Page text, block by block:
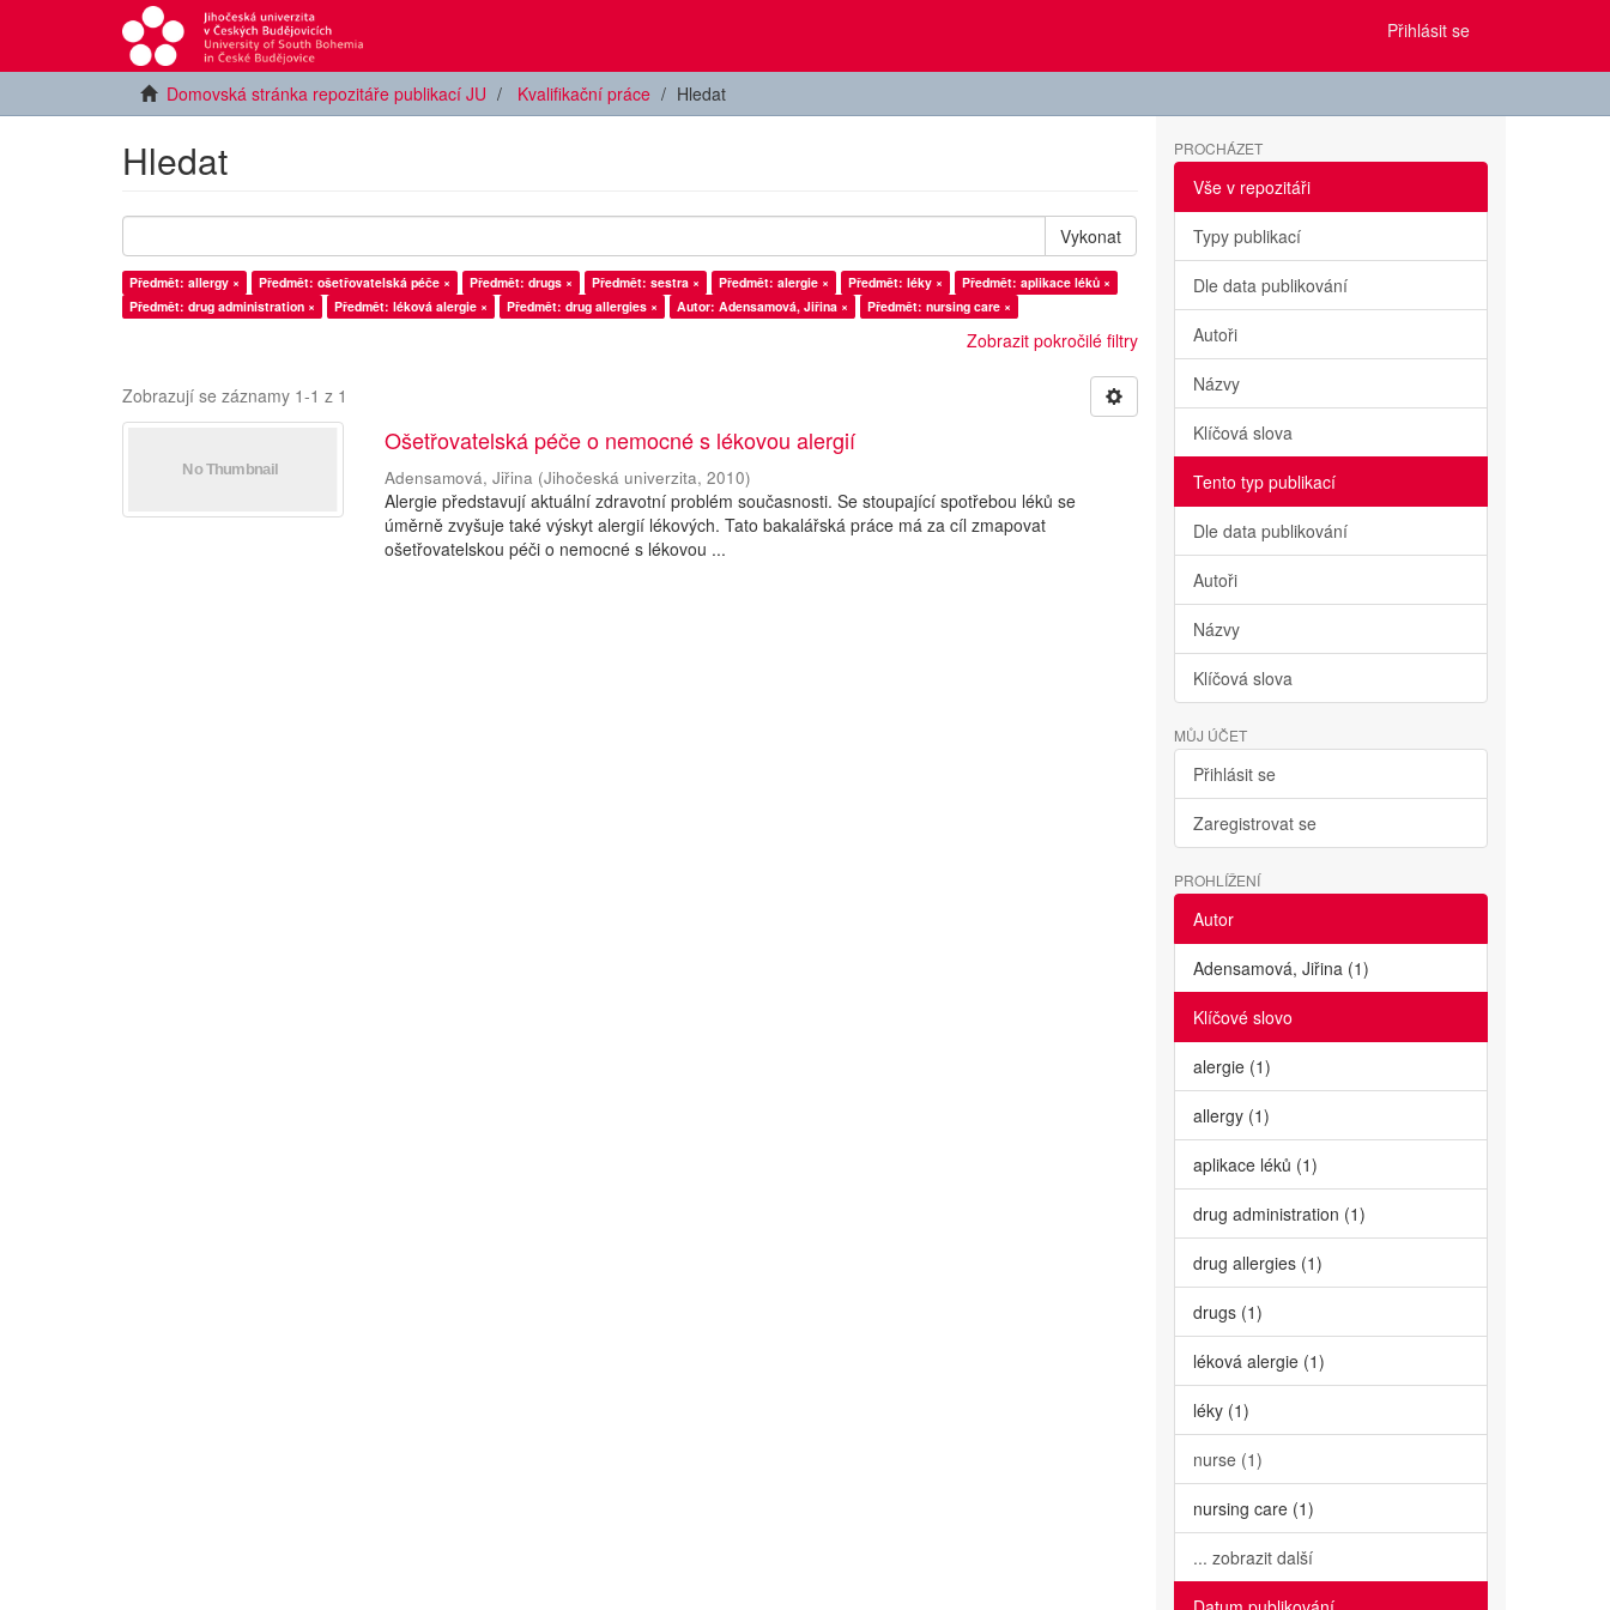
Přihlásit se
Domovská stránka repozitáře publikací JU Kvalifikační práce Hledat
Hledat
Vykonat
Předmět: allergy × Předmět: ošetřovatelská péče × Předmět: drugs × Předmět: sestra × Předmět: alergie × Předmět: léky ×
Předmět: aplikace léků ×
Předmět: drug administration ×
Předmět: léková alergie × Předmět: drug allergies × Autor: Adensamová, Jiřina × Předmět: nursing care ×
Zobrazit pokročilé filtry
Zobrazují se záznamy 1-1 z 1
Ošetřovatelská péče o nemocné s lékovou alergií
Adensamová, Jiřina (Jihočeská univerzita,2010)
Alergie představují aktuální zdravotní problém současnosti. Se stoupající spotřebou léků se
úměrně zvyšuje také výskyt alergií lékových. Tato bakalářská práce má za cíl zmapovat
ošetřovatelskou péči o nemocné s lékovou ...
PROCHÁZET
Vše v repozitáři
Typy publikací
Dle data publikování
Autoři
Názvy
Klíčová slova
Tento typ publikací
Dle data publikování
Autoři
Názvy
Klíčová slova
MŮJ ÚČET
Přihlásit se
Zaregistrovat se
PROHLÍŽENÍ
Autor
Adensamová, Jiřina (1)
Klíčové slovo
alergie (1)
allergy (1)
aplikace léků (1)
drug administration (1)
drug allergies (1)
drugs (1)
léková alergie (1)
léky (1)
nurse (1)
nursing care (1)
... zobrazit další